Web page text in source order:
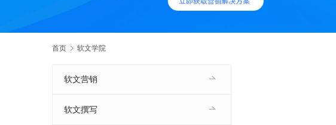
首页 软文学院
软文营销
软文撰写